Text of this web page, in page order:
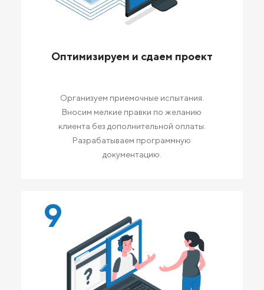
Оптимизируем и сдаем проект
Организуем приемочные испытания.
Вносим мелкие правки по желанию
клиента без дополнительной оплаты.
Разрабатываем программную
документацию.
9